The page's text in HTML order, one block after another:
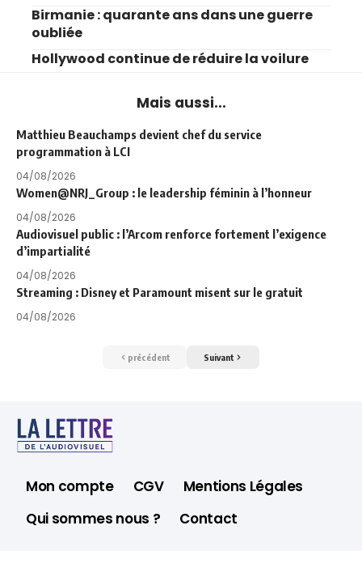
Birmanie : quarante ans dans une guerre
oubliée
Hollywood continue de réduire la voilure
Mais aussi...
Matthieu Beauchamps devient chef du service
programmation à LCI
04/08/2026
Women@NRJ_Group : le leadership féminin à l’honneur
04/08/2026
Audiovisuel public : l’Arcom renforce fortement l’exigence
d’impartialité
04/08/2026
Streaming : Disney et Paramount misent sur le gratuit
04/08/2026
précédent Suivant
Mon compte CGV
Mentions Légales
Qui sommes nous ?
Contact